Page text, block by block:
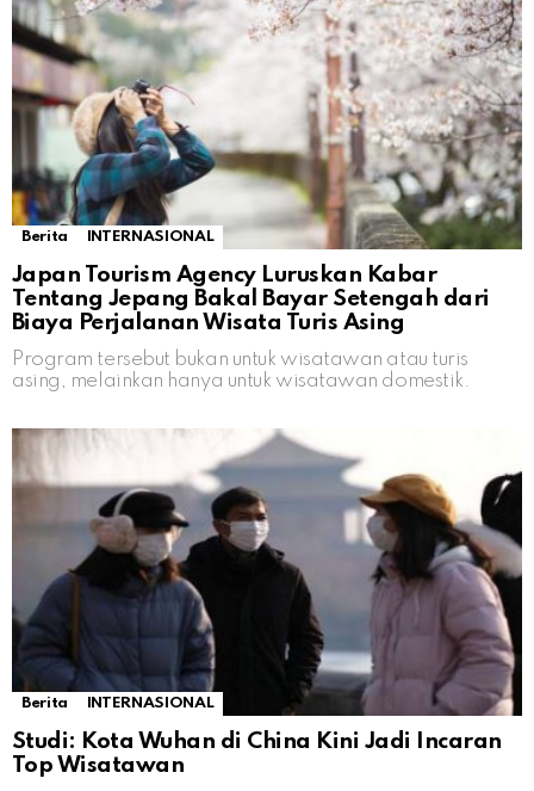
Berita INTERNASIONAL
Japan Tourism Agency Luruskan Kabar
Tentang Jepang Bakal Bayar Setengah dari
Biaya Perjalanan Wisata Turis Asing
Program tersebut bukan untuk wisatawan atau turis
asing, melainkan hanya untuk wisatawan domestik.
Berita INTERNASIONAL
Studi: Kota Wuhan di China Kini Jadi Incaran
Top Wisatawan